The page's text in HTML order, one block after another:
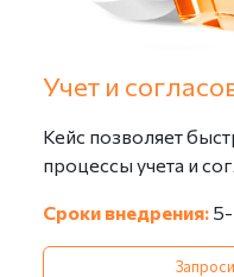
исходящими
Учет и
Кейс позволяет
процессы учета и
Сроки внедрения: